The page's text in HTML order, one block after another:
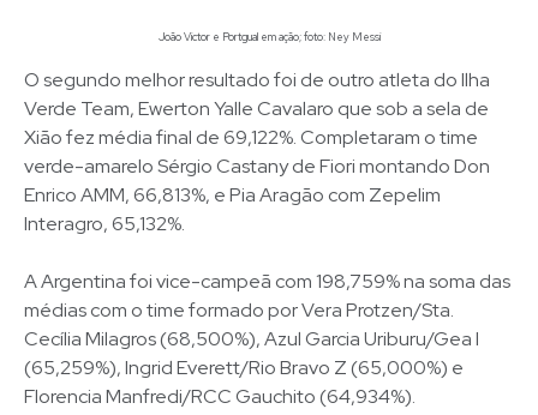
João Victor e Portgual em ação; foto: Ney Messi
O segundo melhor resultado foi de outro atleta do Ilha
Verde Team, Ewerton Yalle Cavalaro que sob a sela de
Xião fez média final de 69,122%. Completaram o time
verde-amarelo Sérgio Castany de Fiori montando Don
Enrico AMM, 66,813%, e Pia Aragão com Zepelim
Interagro, 65,132%.
A Argentina foi vice-campeã com 198,759% na soma das
médias com o time formado por Vera Protzen/Sta.
Cecília Milagros (68,500%), Azul Garcia Uriburu/Gea I
(65,259%), Ingrid Everett/Rio Bravo Z (65,000%) e
Florencia Manfredi/RCC Gauchito (64,934%).